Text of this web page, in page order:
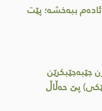
ببەخشە؛ پێت
جێبەجێبکرێن
پێ حەڵاڵ